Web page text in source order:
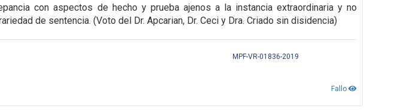
con aspectos de hecho y prueba ajenos a la instancia extraordinaria y no
de sentencia. (Voto del Dr. Apcarian, Dr. Ceci y Dra. Criado sin disidencia)
MPF-VR-01836-2019
Fallo